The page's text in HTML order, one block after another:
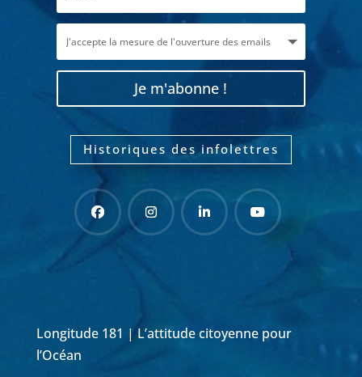
Je m'abonne !
Historiques des infolettres
Longitude 181 | L’attitude citoyenne pour
l’Océan